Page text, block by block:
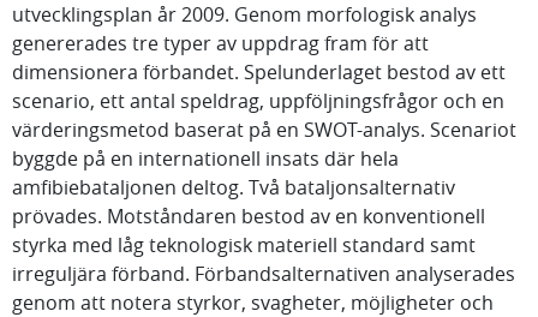
utvecklingsplan år 2009. Genom morfologisk analys
genererades tre typer av uppdrag fram för att
dimensionera förbandet. Spelunderlaget bestod av ett
scenario, ett antal speldrag, uppföljningsfrågor och en
värderingsmetod baserat på en SWOT-analys. Scenariot
byggde på en internationell insats där hela
amfibiebataljonen deltog. Två bataljonsalternativ
prövades. Motståndaren bestod av en konventionell
styrka med låg teknologisk materiell standard samt
irreguljära förband. Förbandsalternativen analyserades
genom att notera styrkor, svagheter, möjligheter och